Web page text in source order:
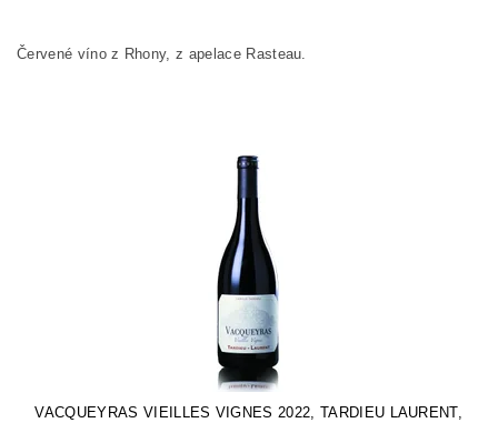
Červené víno z Rhony, z apelace Rasteau.
VACQUEYRAS VIEILLES VIGNES 2022, TARDIEU LAURENT,